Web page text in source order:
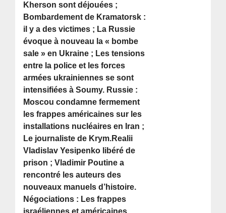
Kherson sont déjouées ;
Bombardement de Kramatorsk :
il y a des victimes ; La Russie
évoque à nouveau la « bombe
sale » en Ukraine ; Les tensions
entre la police et les forces
armées ukrainiennes se sont
intensifiées à Soumy. Russie :
Moscou condamne fermement
les frappes américaines sur les
installations nucléaires en Iran ;
Le journaliste de Krym.Realii
Vladislav Yesipenko libéré de
prison ; Vladimir Poutine a
rencontré les auteurs des
nouveaux manuels d’histoire.
Négociations : Les frappes